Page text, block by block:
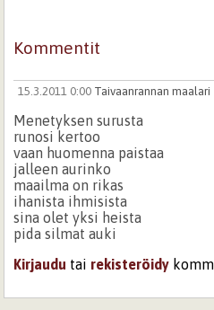
Kommentit
15.3.2011 0:00 Taivaanrannan maalari
Menetyksen surusta
runosi kertoo
vaan huomenna paistaa
jalleen aurinko
maailma on rikas
ihanista ihmisista
sina olet yksi heista
pida silmat auki
Kirjaudu tai rekisteröidy